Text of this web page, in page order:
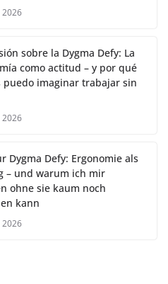
2026
sobre la Dygma Defy: La
como actitud – y por qué
puedo imaginar trabajar sin
2026
Dygma Defy: Ergonomie als
– und warum ich mir
ohne sie kaum noch
kann
2026